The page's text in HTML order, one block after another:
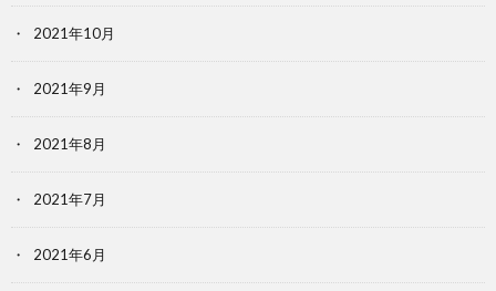
2021年10月
2021年9月
2021年8月
2021年7月
2021年6月